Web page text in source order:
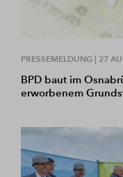
PRESSEMELDUNG | 27
BPD baut im
erworbenem